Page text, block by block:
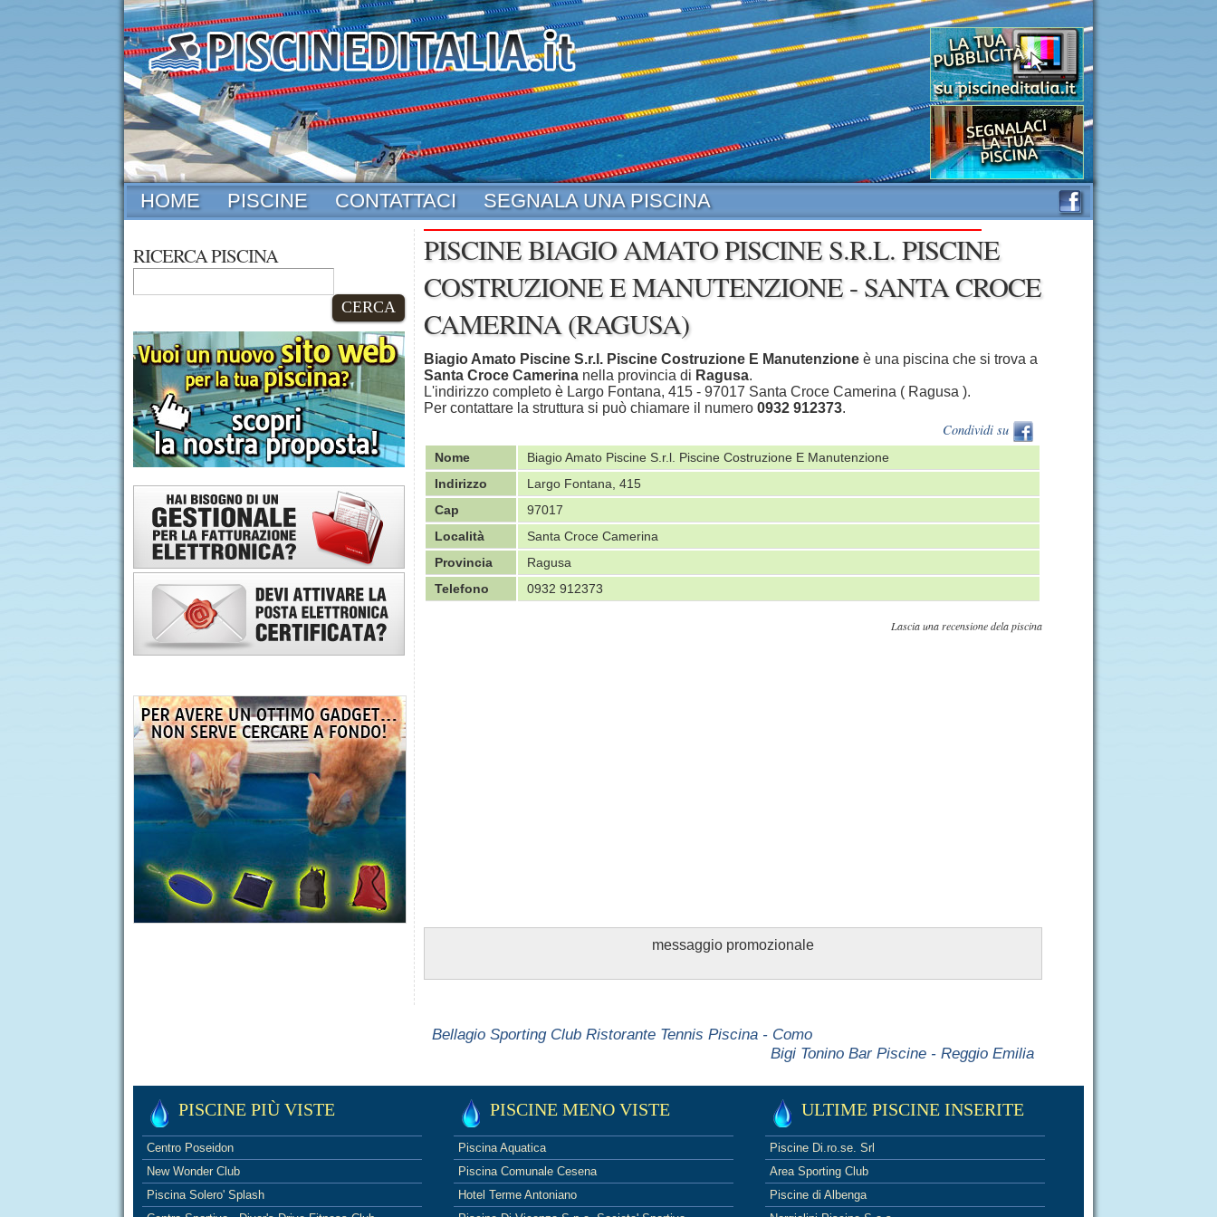
HOME PISCINE CONTATTACI SEGNALA UNA PISCINA
RICERCA PISCINA
CERCA
PISCINE BIAGIO AMATO PISCINE S.R.L. PISCINE
COSTRUZIONE E MANUTENZIONE - SANTA CROCE
CAMERINA (RAGUSA)
Biagio Amato Piscine S.r.l. Piscine Costruzione E Manutenzione è una piscina che si trova a
Santa Croce Camerina nella provincia di Ragusa.
L'indirizzo completo è Largo Fontana, 415 - 97017 Santa Croce Camerina ( Ragusa ).
Per contattare la struttura si può chiamare il numero 0932 912373.
Condividi su
Nome
Biagio Amato Piscine S.r.l. Piscine Costruzione E Manutenzione
Indirizzo
Largo Fontana, 415
Cap
97017
Località
Santa Croce Camerina
Provincia
Ragusa
Telefono
0932 912373
Lascia una recensione dela piscina
messaggio promozionale
Bellagio Sporting Club Ristorante Tennis Piscina - Como
Bigi Tonino Bar Piscine - Reggio Emilia
PISCINE PIÙ VISTE
Centro Poseidon
New Wonder Club
Piscina Solero' Splash
PISCINE MENO VISTE
Piscina Aquatica
Piscina Comunale Cesena
Hotel Terme Antoniano
ULTIME PISCINE INSERITE
Piscine Di.ro.se. Srl
Area Sporting Club
Piscine di Albenga